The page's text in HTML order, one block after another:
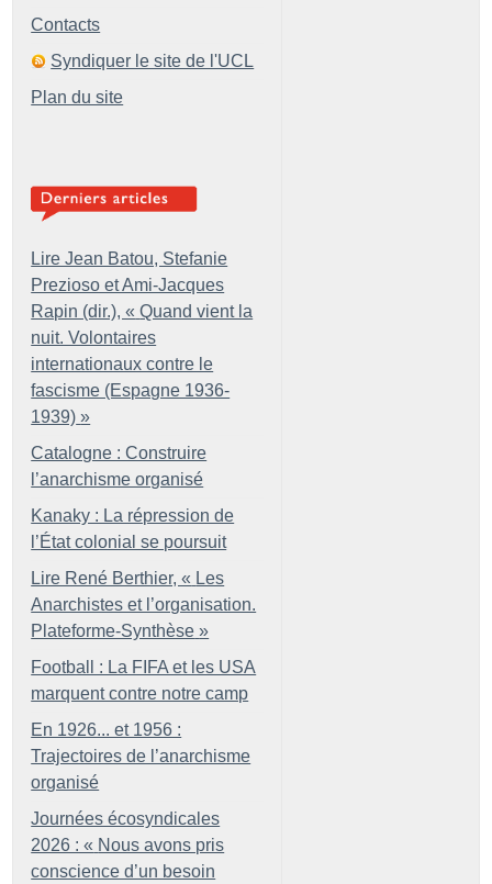
Contacts
Syndiquer le site de l'UCL
Plan du site
Lire Jean Batou, Stefanie
Prezioso et Ami-Jacques
Rapin (dir.), « Quand vient la
nuit. Volontaires
internationaux contre le
fascisme (Espagne 1936-
1939) »
Catalogne : Construire
l’anarchisme organisé
Kanaky : La répression de
l’État colonial se poursuit
Lire René Berthier, « Les
Anarchistes et l’organisation.
Plateforme-Synthèse »
Football : La FIFA et les USA
marquent contre notre camp
En 1926... et 1956 :
Trajectoires de l’anarchisme
organisé
Journées écosyndicales
2026 : « Nous avons pris
conscience d’un besoin